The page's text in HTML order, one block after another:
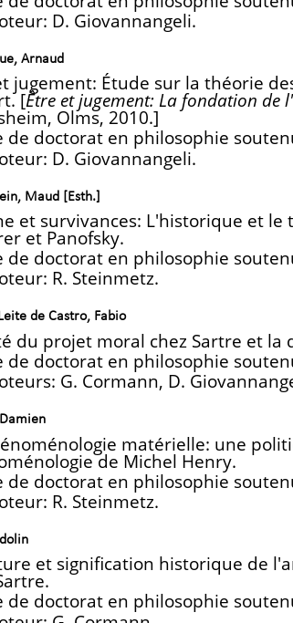
D. Giovannangeli.
Arnaud
jugement: Étude sur la théorie
[Être et jugement: La fondation de
Olms, 2010.]
de doctorat en philosophie
D. Giovannangeli.
Maud [Esth.]
et survivances: L'historique et
et Panofsky.
de doctorat en philosophie
R. Steinmetz.
de Castro, Fabio
du projet moral chez Sartre et la
de doctorat en philosophie
G. Cormann, D.
matérielle: une
de Michel Henry.
de doctorat en philosophie
R. Steinmetz.
et signification historique de
de doctorat en philosophie